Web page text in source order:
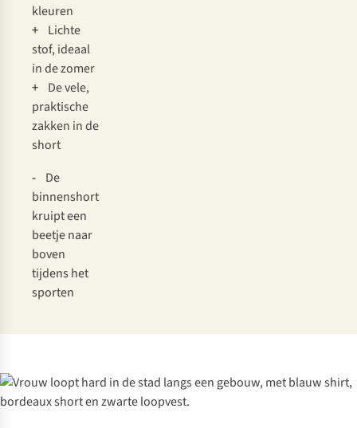
kleuren
+ Lichte
stof, ideaal
in de zomer
+ De vele,
praktische
zakken in de
short
- De
binnenshort
kruipt een
beetje naar
boven
tijdens het
sporten